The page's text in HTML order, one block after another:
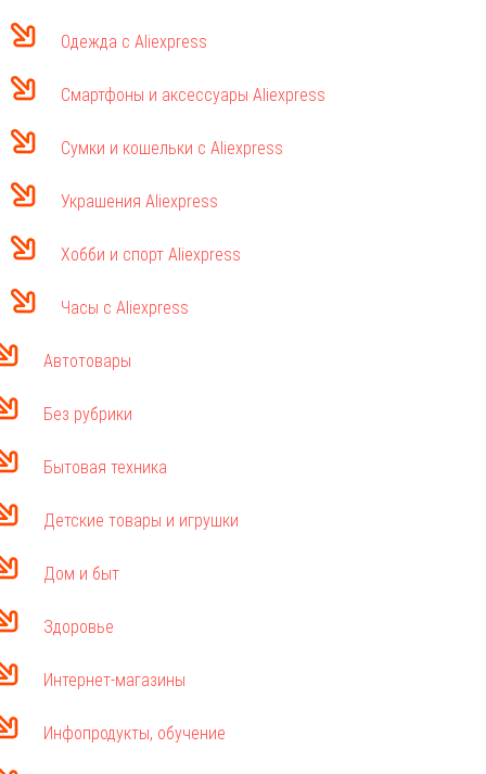
Одежда с Aliexpress
Смартфоны и аксессуары Aliexpress
Сумки и кошельки с Aliexpress
Украшения Aliexpress
Хобби и спорт Aliexpress
Часы с Aliexpress
Автотовары
Без рубрики
Бытовая техника
Детские товары и игрушки
Дом и быт
Здоровье
Интернет-магазины
Инфопродукты, обучение